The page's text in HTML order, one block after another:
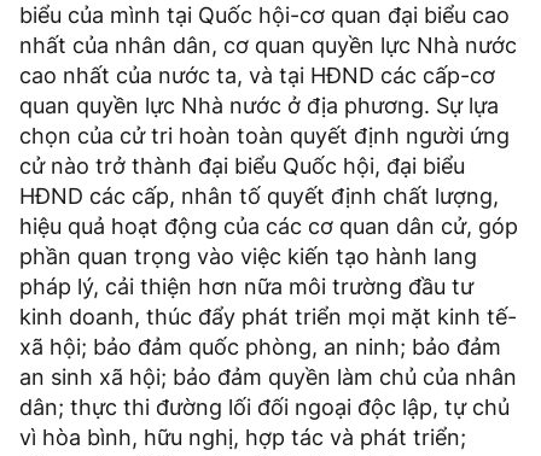
biểu của mình tại Quốc hội-cơ quan đại biểu cao
nhất của nhân dân, cơ quan quyền lực Nhà nước
cao nhất của nước ta, và tại HĐND các cấp-cơ
quan quyền lực Nhà nước ở địa phương. Sự lựa
chọn của cử tri hoàn toàn quyết định người ứng
cử nào trở thành đại biểu Quốc hội, đại biểu
HĐND các cấp, nhân tố quyết định chất lượng,
hiệu quả hoạt động của các cơ quan dân cử, góp
phần quan trọng vào việc kiến tạo hành lang
pháp lý, cải thiện hơn nữa môi trường đầu tư
kinh doanh, thúc đẩy phát triển mọi mặt kinh tế-
xã hội; bảo đảm quốc phòng, an ninh; bảo đảm
an sinh xã hội; bảo đảm quyền làm chủ của nhân
dân; thực thi đường lối đối ngoại độc lập, tự chủ
vì hòa bình, hữu nghị, hợp tác và phát triển;